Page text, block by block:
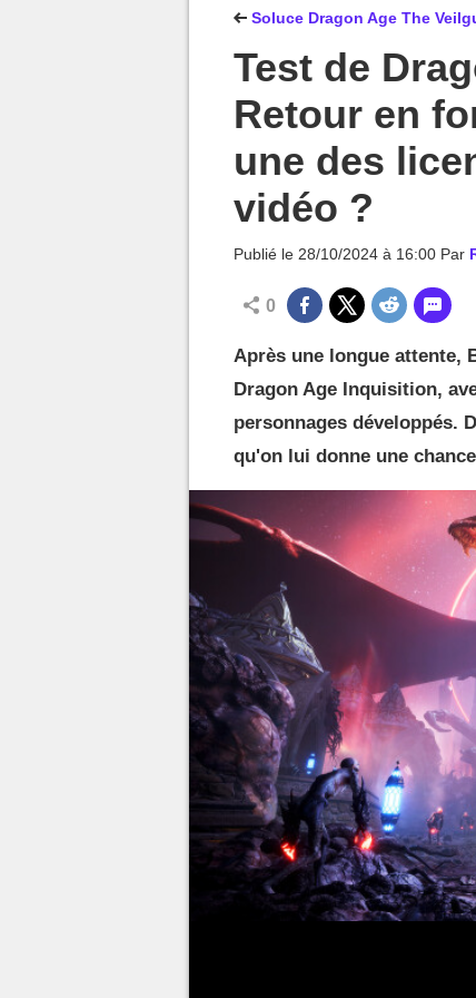
Soluce Dragon Age The
Test de
Retour en
une des
vidéo ?
Publié le 28/10/2024 à 16:00 Par
0
Après une longue attente,
Dragon Age Inquisition,
personnages développés.
qu'on lui donne une